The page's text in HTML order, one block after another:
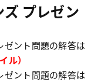
ズ プレゼン
ゼント問題の解答は
ル）
ゼント問題の解答は